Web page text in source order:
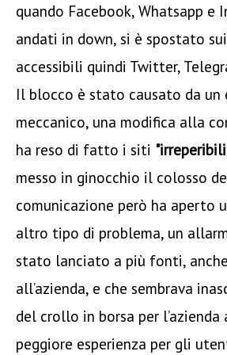
quando Facebook, Whatsapp e
andati in down, si è spostato
accessibili quindi Twitter,
Il blocco è stato causato da un
meccanico, una modifica alla
ha reso di fatto i siti
messo in ginocchio il colosso
comunicazione però ha aperto
altro tipo di problema, un
stato lanciato a più fonti,
all’azienda, e che sembrava
del crollo in borsa per
peggiore esperienza per gli